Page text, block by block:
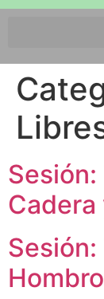
Sesión:
Cadera
Sesión: